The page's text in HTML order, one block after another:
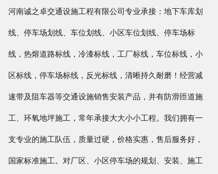
河南诚之卓交通设施工程有限公司专业承接：地下车库划
线、停车场划线、车位划线、小区车位划线、停车场标
线，热熔道路标线，冷漆标线，工厂标线，车位标线，小
区标线，停车场标线，反光标线，清晰持久耐磨！经营减
速带及阻车器等交通设施销售安装产品，并有防滑匝道施
工、环氧地坪施工，常年承接大大小小工程。我们拥有一
支专业的施工队伍，质量过硬，价格实惠，售后服务好，
国家标准施工。对厂区、小区停车场的规划、安装、施工